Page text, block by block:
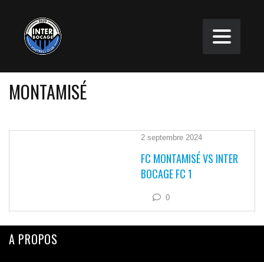
MONTAMISÉ
2 septembre 2024
FC MONTAMISÉ VS INTER
BOCAGE FC 1
0
A PROPOS